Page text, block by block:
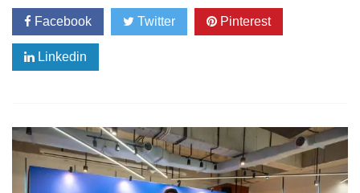
Facebook Twitter Pinterest
Linkedin